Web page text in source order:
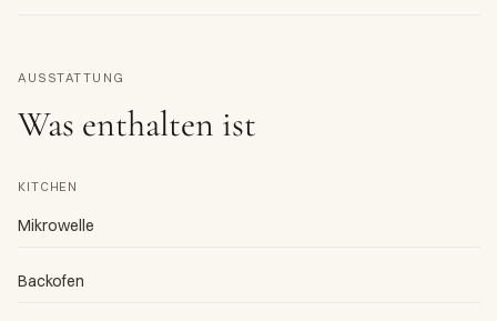
AUSSTATTUNG
Was enthalten ist
KITCHEN
Mikrowelle
Backofen